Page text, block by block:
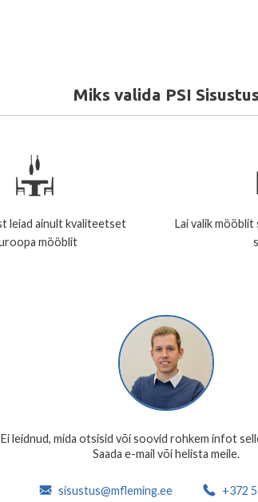
Miks valida PSI Sisustus
leiad ainult kvaliteetset
mööblit
Lai valik
Ei leidnud, mida otsisid või soovid rohkem infot
Saada e-mail või helista meile.
sisustus@mfleming.ee +372